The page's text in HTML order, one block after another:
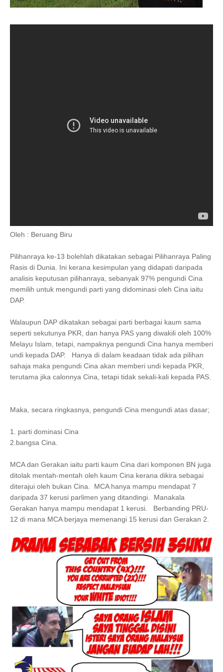
Oleh : Beruang Biru
Pilihanraya ke-13 bolehlah dikatakan sebagai Pilihanraya Paling
Rasis di Dunia. Ini kerana kesimpulan yang didapati daripada
analisis keputusan pilihanraya, sebanyak 97% pengundi Cina
memilih untuk mengundi parti yang didominasi oleh Cina iaitu
DAP.
Walaupun DAP dikatakan sebagai parti berbagai kaum sama
seperti sekutunya PKR, dan hanya PAS yang diwakili oleh 100%
Melayu Islam, tetapi, nampaknya pengundi Cina hanya memberi
undi kepada DAP. Hanya di dalam keadaan tidak ada pilihan
sahaja maka pengundi Cina akan memberi undi kepada PKR,
terutama jika calonnya Cina, tetapi tidak sekali-kali kepada PAS.
Maka, secara ringkasnya, pengundi Cina mengundi atas dasar;
1. parti dominasi Cina
2.bangsa Cina.
MCA dan Gerakan iaitu parti kaum Cina dari komponen BN juga
ditolak mentah-mentah oleh kaum Cina kerana dikira sebagai
diterajui oleh bukan Cina. MCA hanya mampu mendapat 7
daripada 37 kerusi parlimen yang ditandingi. Manakala
Gerakan hanya mampu mendapat 1 kerusi. Berbanding PRU-
12 di mana MCA berjaya memenangi 15 kerusi dan Gerakan 2.